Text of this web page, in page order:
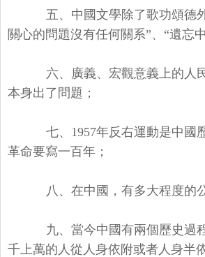
五、中國文學除了歌功頌德
關心的問題沒有任何關系”、“遺忘
六、廣義、宏觀意義上的人
本身出了問題；
七、1957年反右運動是中國
革命要寫一百年；
八、在中國，有多大程度的
九、當今中國有兩個歷史過
千上萬的人從人身依附或者人身半